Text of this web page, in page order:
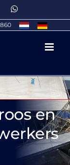
WhatsApp
en